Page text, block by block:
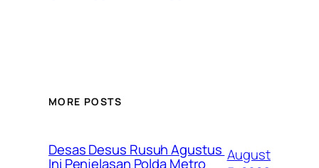
MORE POSTS
Desas Desus Rusuh Agustus
Ini Penjelasan Polda Metro
August